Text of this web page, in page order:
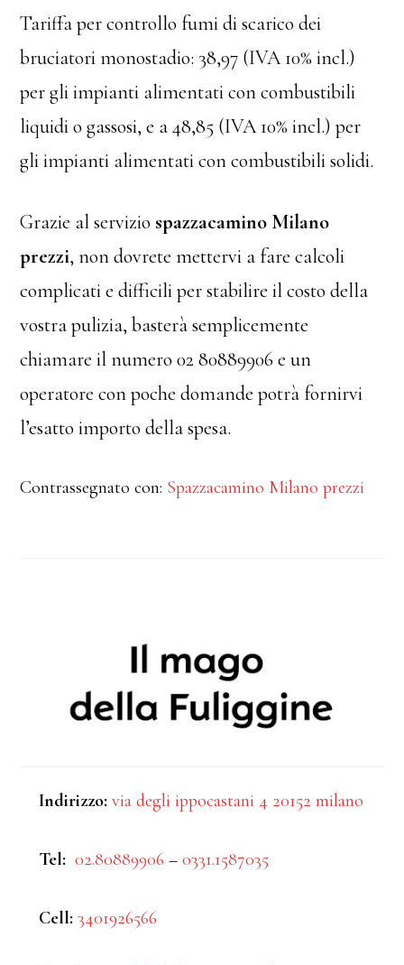
Tariffa per controllo fumi di scarico dei
bruciatori monostadio: 38,97 (IVA 10% incl.)
per gli impianti alimentati con combustibili
liquidi o gassosi, e a 48,85 (IVA 10% incl.) per
gli impianti alimentati con combustibili solidi.
Grazie al servizio spazzacamino Milano
prezzi, non dovrete mettervi a fare calcoli
complicati e difficili per stabilire il costo della
vostra pulizia, basterà semplicemente
chiamare il numero 02 80889906​ e un
operatore con poche domande potrà fornirvi
l’esatto importo della spesa.
Contrassegnato con: Spazzacamino Milano prezzi
laterale
primaria
Indirizzo: via degli ippocastani 4 20152 milano​
Tel: 02.80889906 – 0331.1587035
Cell: 3401926566